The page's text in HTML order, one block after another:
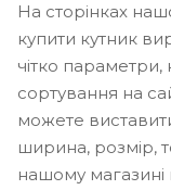
На сторінках
купити кутник
чітко параметри,
сортування на
можете
ширина, розмір,
нашому магазині